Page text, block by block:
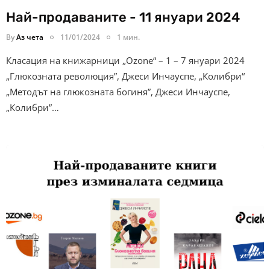
Най-продаваните - 11 януари 2024
ByАз чета 11/01/2024 1 мин.
Класация на книжарници „Ozone“ – 1 – 7 януари 2024
„Глюкозната революция”, Джеси Инчауспе, „Колибри“
„Методът на глюкозната богиня”, Джеси Инчауспе,
„Колибри”…